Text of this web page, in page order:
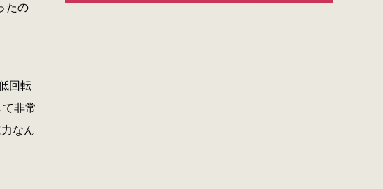
たの
回転
非常
なん